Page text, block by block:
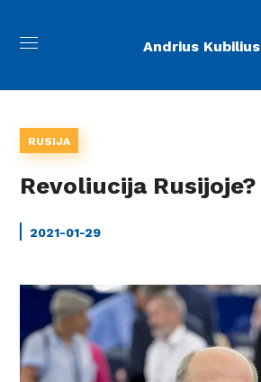
Andrius Kubilius
RUSIJA
Revoliucija Rusijoje?
2021-01-29